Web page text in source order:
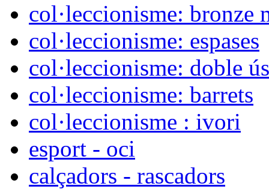
col·leccionisme: bronze
col·leccionisme: espases
col·leccionisme: doble ús
col·leccionisme: barrets
col·leccionisme : ivori
esport - oci
calçadors - rascadors